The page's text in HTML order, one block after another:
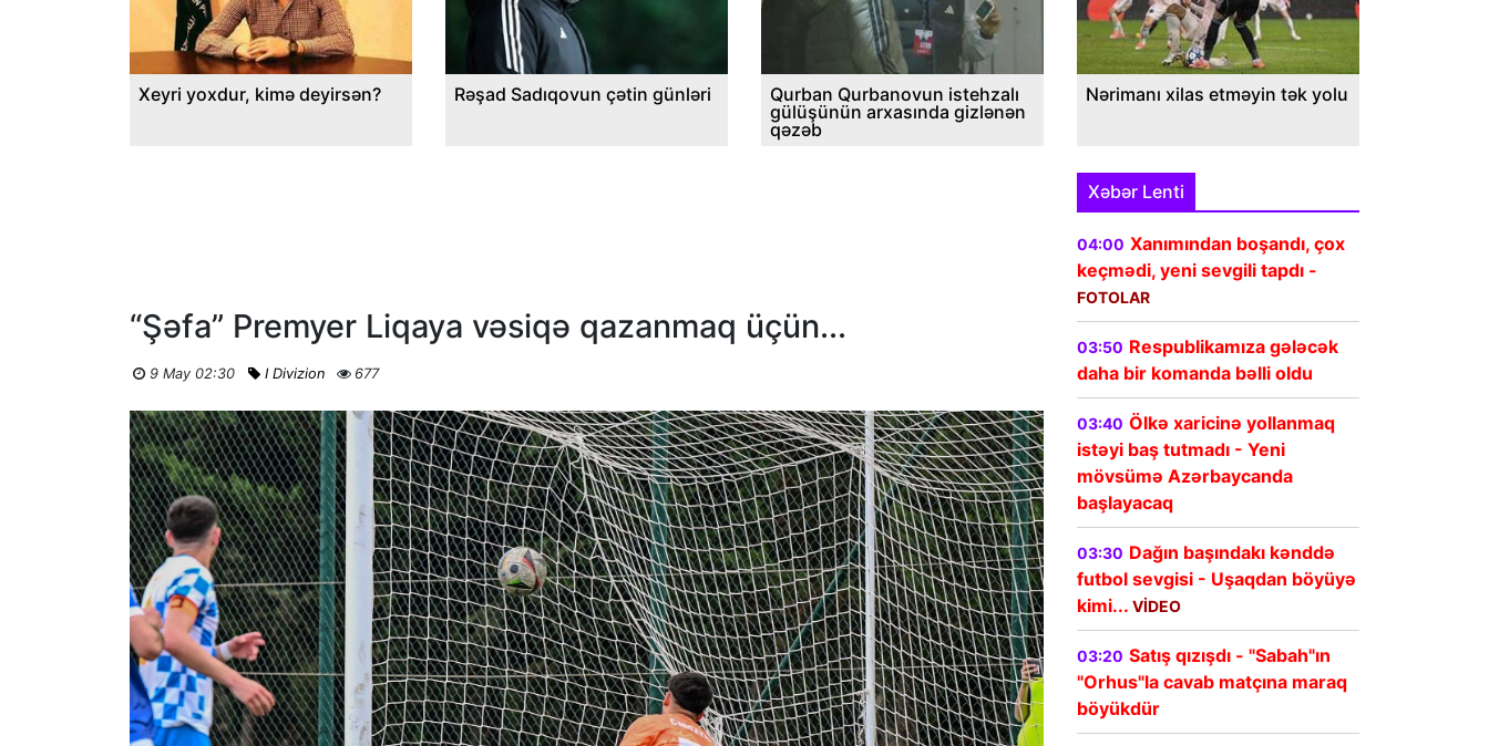
Xeyri yoxdur, kimə deyirsən? Rəşad Sadıqovun çətin günləri
Qurban Qurbanovun istehzalı
gülüşünün arxasında gizlənən
qəzəb
Nərimanı xilas etməyin tək yolu
“Şəfa” Premyer Liqaya vəsiqə qazanmaq üçün...
9 May 02:30 I Divizion 677
Xəbər Lenti
04:00 Xanımından boşandı, çox
keçmədi, yeni sevgili tapdı -
FOTOLAR
03:50 Respublikamıza gələcək
daha bir komanda bəlli oldu
03:40 Ölkə xaricinə yollanmaq
istəyi baş tutmadı - Yeni
mövsümə Azərbaycanda
başlayacaq
03:30 Dağın başındakı kənddə
futbol sevgisi - Uşaqdan böyüyə
kimi... VİDEO
03:20 Satış qızışdı - "Sabah"ın
"Orhus"la cavab matçına maraq
böyükdür